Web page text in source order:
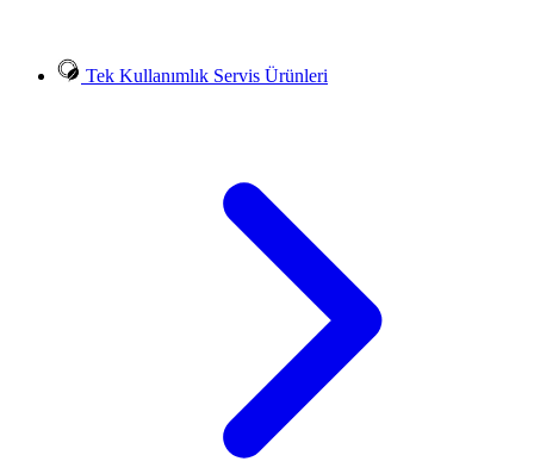
Tek Kullanımlık Servis Ürünleri